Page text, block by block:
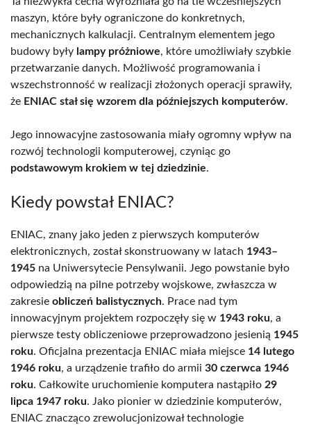
maszyn, które były ograniczone do konkretnych,
mechanicznych kalkulacji. Centralnym elementem jego
budowy były lampy próżniowe, które umożliwiały szybkie
przetwarzanie danych. Możliwość programowania i
wszechstronność w realizacji złożonych operacji sprawiły,
że ENIAC stał się wzorem dla późniejszych komputerów.
Jego innowacyjne zastosowania miały ogromny wpływ na
rozwój technologii komputerowej, czyniąc go
podstawowym krokiem w tej dziedzinie.
Kiedy powstał ENIAC?
ENIAC, znany jako jeden z pierwszych komputerów
elektronicznych, został skonstruowany w latach 1943–
1945 na Uniwersytecie Pensylwanii. Jego powstanie było
odpowiedzią na pilne potrzeby wojskowe, zwłaszcza w
zakresie obliczeń balistycznych. Prace nad tym
innowacyjnym projektem rozpoczęły się w 1943 roku, a
pierwsze testy obliczeniowe przeprowadzono jesienią 1945
roku. Oficjalna prezentacja ENIAC miała miejsce 14 lutego
1946 roku, a urządzenie trafiło do armii 30 czerwca 1946
roku. Całkowite uruchomienie komputera nastąpiło 29
lipca 1947 roku. Jako pionier w dziedzinie komputerów,
ENIAC znacząco zrewolucjonizował technologie